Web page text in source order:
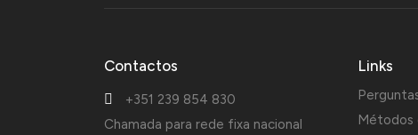
Contactos
+351 239 854 830
Chamada para rede fixa nacional
Links
Métodos